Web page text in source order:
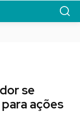
se
ações